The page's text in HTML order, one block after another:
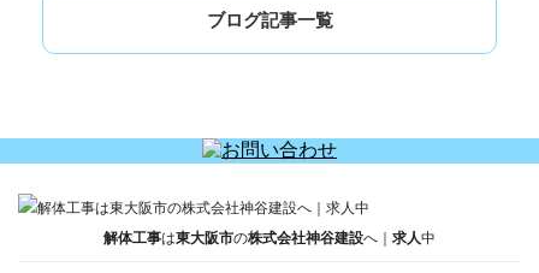
ブログ記事一覧
解体工事は東大阪市の株式会社神谷建設へ｜ 求人中